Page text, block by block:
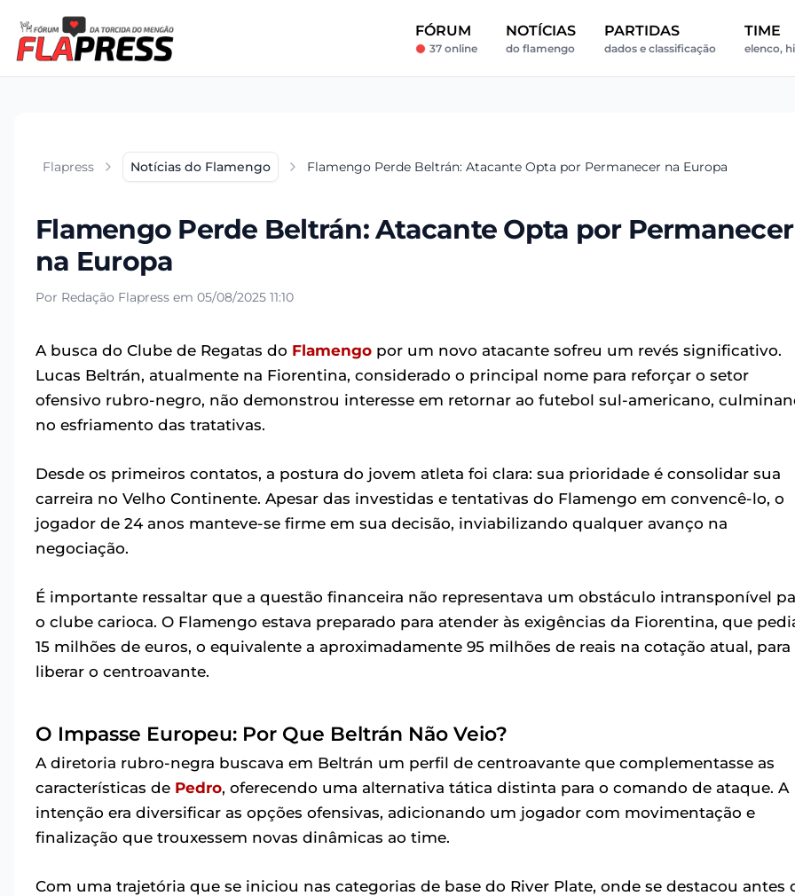
FÓRUM
37 online
NOTÍCIAS
do flamengo
PARTIDAS
dados e classificação
TIME
elenco,
Flapress Notícias do Flamengo Flamengo Perde Beltrán: Atacante Opta por Permanecer na Europa
Flamengo Perde Beltrán: Atacante Opta por Permanecer
na Europa
Por Redação Flapress em 05/08/2025 11:10
A busca do Clube de Regatas do Flamengo por um novo atacante sofreu um revés significativo.
Lucas Beltrán, atualmente na Fiorentina, considerado o principal nome para reforçar o setor
ofensivo rubro-negro, não demonstrou interesse em retornar ao futebol sul-americano,
no esfriamento das tratativas.
Desde os primeiros contatos, a postura do jovem atleta foi clara: sua prioridade é consolidar sua
carreira no Velho Continente. Apesar das investidas e tentativas do Flamengo em convencê-lo, o
jogador de 24 anos manteve-se firme em sua decisão, inviabilizando qualquer avanço na
negociação.
É importante ressaltar que a questão financeira não representava um obstáculo intransponível
o clube carioca. O Flamengo estava preparado para atender às exigências da Fiorentina, que
15 milhões de euros, o equivalente a aproximadamente 95 milhões de reais na cotação atual, para
liberar o centroavante.
O Impasse Europeu: Por Que Beltrán Não Veio?
A diretoria rubro-negra buscava em Beltrán um perfil de centroavante que complementasse as
características de Pedro, oferecendo uma alternativa tática distinta para o comando de ataque. A
intenção era diversificar as opções ofensivas, adicionando um jogador com movimentação e
finalização que trouxessem novas dinâmicas ao time.
Com uma trajetória que se iniciou nas categorias de base do River Plate, onde se destacou antes